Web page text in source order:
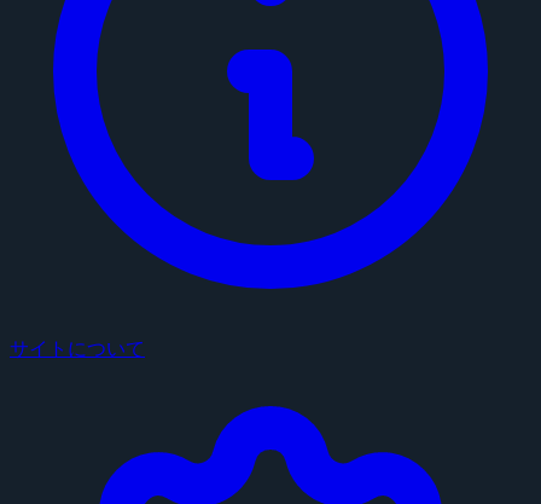
サイトについて